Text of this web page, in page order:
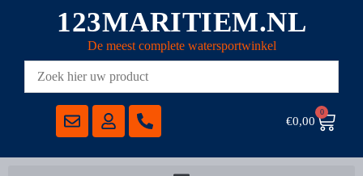
123MARITIEM.NL
De meest complete watersportwinkel
€0,00
0